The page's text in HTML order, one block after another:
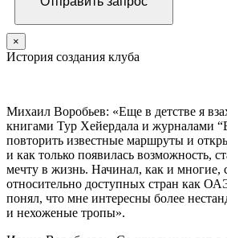
×
История создания клуба
Михаил Воробьев: «Еще в детстве я
книгами Тур Хейердала и журналами
повторить известные маршруты и
и как только появилась возможность,
мечту в жизнь. Начинал, как и многие,
относительно доступных стран как
понял, что мне интересны более
и нехоженые тропы».